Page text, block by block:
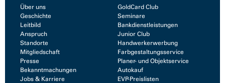
Über uns
Geschichte
Leitbild
Anspruch
Standorte
Mitgliedschaft
Presse
Bekanntmachungen
Jobs & Karriere
GoldCard Club
Seminare
Bankdienstleistungen
Junior Club
Handwerkerwerbung
Farbgestaltungsservice
Planer- und Objektservice
Autokauf
EVP-Preislisten